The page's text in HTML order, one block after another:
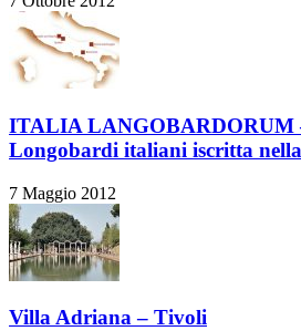
ITALIA LANGOBARDORUM
Longobardi italiani iscritta
7 Maggio 2012
Villa Adriana – Tivoli